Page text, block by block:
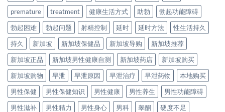
premature
treatment 健康生活方式 助勃
勃起功能障碍
勃起困难
勃起问题 射精控制 延时 延时方法
性生活持久
持久
新加坡 新加坡保健品 新加坡导购
新加坡推荐
新加坡正品
新加坡男性健康自测 新加坡药店
新加坡购买
新加坡购物
早泄 早泄原因 早泄治疗 早泄药物
本地购买
男性保健
男性保健知识 男性健康 男性养生
男性功能障碍
男性滋补
男性精力 男性身心 男科 睾酮
硬度不足